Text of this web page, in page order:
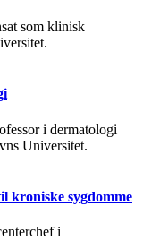
som klinisk
i dermatologi
Universitet.
kroniske sygdomme
i